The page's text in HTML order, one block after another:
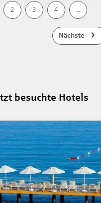
2 3 4 ...
Nächste
besuchte Hotels